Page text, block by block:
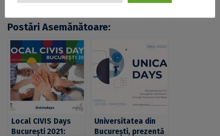
Postări Asemănătoare:
Local CIVIS Days
București 2021:
Universitatea din
București, prezentă